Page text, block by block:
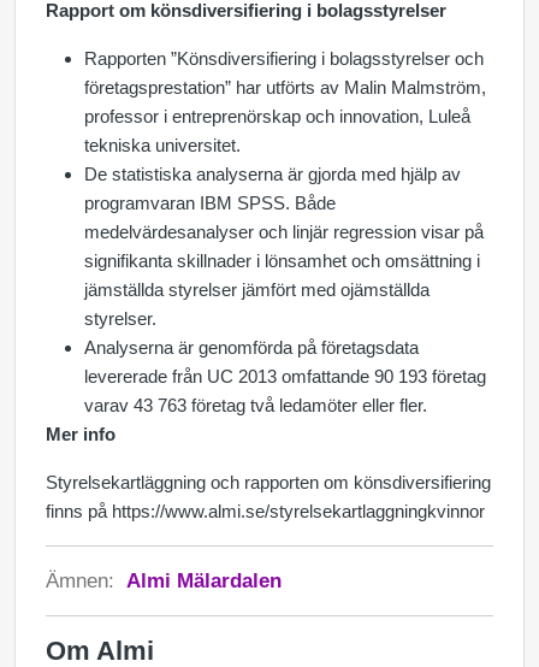
Rapport om könsdiversifiering i bolagsstyrelser
Rapporten ”Könsdiversifiering i bolagsstyrelser och
företagsprestation” har utförts av Malin Malmström,
professor i entreprenörskap och innovation, Luleå
tekniska universitet.
De statistiska analyserna är gjorda med hjälp av
programvaran IBM SPSS. Både
medelvärdesanalyser och linjär regression visar på
signifikanta skillnader i lönsamhet och omsättning i
jämställda styrelser jämfört med ojämställda
styrelser.
Analyserna är genomförda på företagsdata
levererade från UC 2013 omfattande 90 193 företag
varav 43 763 företag två ledamöter eller fler.
Mer info
Styrelsekartläggning och rapporten om könsdiversifiering
finns på https://www.almi.se/styrelsekartlaggningkvinnor
Ämnen: Almi Mälardalen
Om Almi